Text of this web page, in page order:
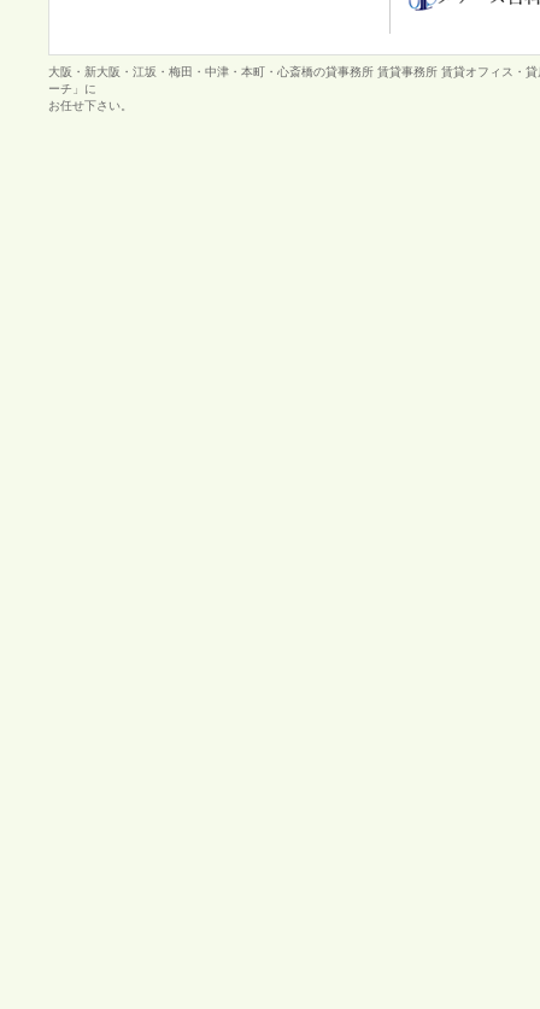
大阪・新大阪・江坂・梅田・中津・本町・心斎橋の貸事務所 賃貸事務所 賃貸オフィス・
ーチ」に
お任せ下さい。